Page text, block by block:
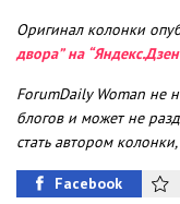
Оригинал колонки
двора” на
ForumDaily Woman не
блогов и может не
стать автором
Facebook